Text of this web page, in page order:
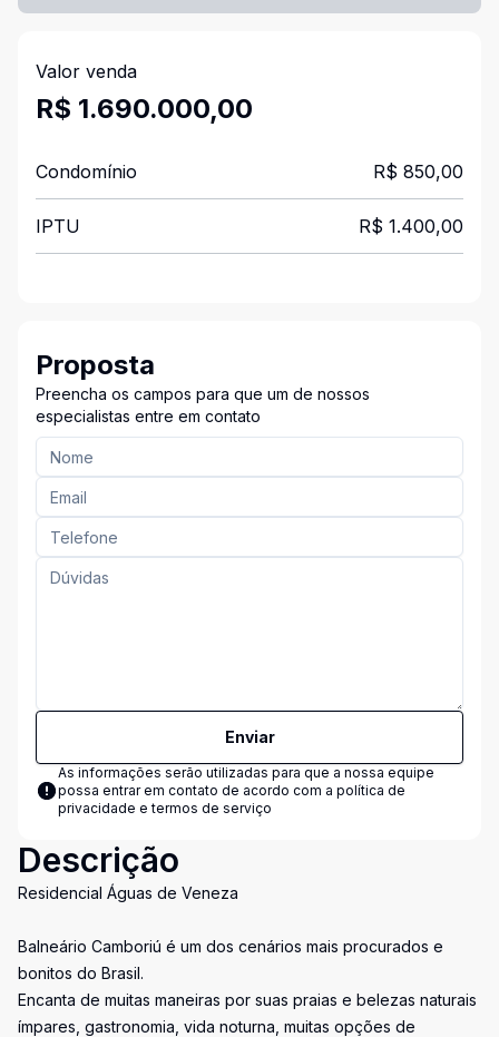
Valor venda
R$ 1.690.000,00
Condomínio R$ 850,00
IPTU R$ 1.400,00
Proposta
Preencha os campos para que um de nossos
especialistas entre em contato
Enviar
As informações serão utilizadas para que a nossa equipe
possa entrar em contato de acordo com a política de
privacidade e termos de serviço
Descrição
Residencial Águas de Veneza
Balneário Camboriú é um dos cenários mais procurados e
bonitos do Brasil.
Encanta de muitas maneiras por suas praias e belezas naturais
ímpares, gastronomia, vida noturna, muitas opções de